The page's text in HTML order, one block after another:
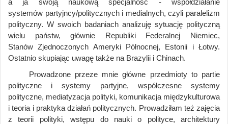
a ja swoją naukową specjalność - współdziałanie
systemów partyjncy/politycznych i medialnych, czyli paralelizm
polityczny. W swoich badaniach analizuję sytuację polityczną
wielu państw, głównie Republiki Federalnej Niemiec,
Stanów Zjednoczonych Ameryki Północnej, Estonii i Łotwy.
Ostatnio skupiając uwagę także na Brazylii i Chinach.
Prowadzone przeze mnie główne przedmioty to partie
polityczne i systemy partyjne, współczesne systemy
polityczne, mediatyzacja polityki, komunikacja międzykulturowa
i teoria i praktyka działań politycznych. Prowadziłam też zajęcia
z teorii polityki, wstępu do nauki o polityce, architektury